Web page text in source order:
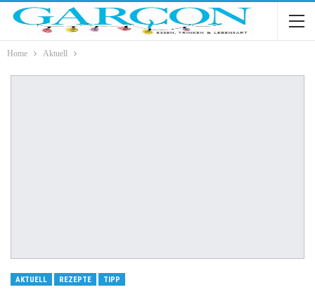
Home Aktuell
AKTUELL REZEPTE TIPP